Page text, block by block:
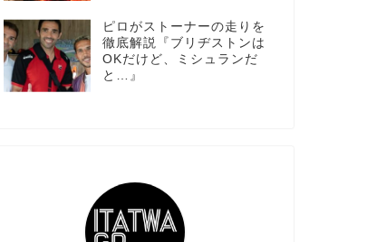
ピロがストーナーの走りを
徹底解説『ブリヂストンは
OKだけど、ミシュランだ
と…』